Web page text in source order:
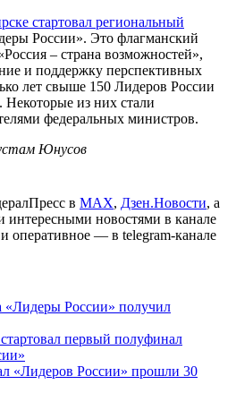
стартовал региональный
России». Это флагманский
– страна возможностей»,
и поддержку перспективных
лет свыше 150 Лидеров России
из них стали
федеральных министров.
Юнусов
в МАХ, Дзен.Новости, а
интересными новостями в канале
оперативное — в telegram-канале
«Лидеры России» получил
первый полуфинал
«Лидеров России» прошли 30